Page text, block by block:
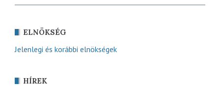
ELNÖKSÉG
Jelenlegi és korábbi elnökségek
HÍREK